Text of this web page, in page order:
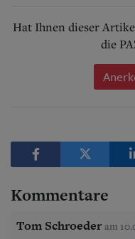
Hat Ihnen dieser
die
Kommentare
Tom Schroeder am